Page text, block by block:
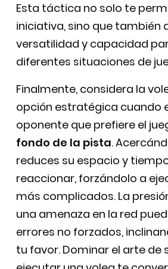
Esta táctica no solo te
iniciativa, sino que también
versatilidad y capacidad
diferentes situaciones de
Finalmente, considera la
opción estratégica cuando
oponente que prefiere el
fondo de la pista.
reduces su espacio y
reaccionar, forzándolo a
más complicados. La
una amenaza en la red
errores no forzados,
tu favor. Dominar el arte de